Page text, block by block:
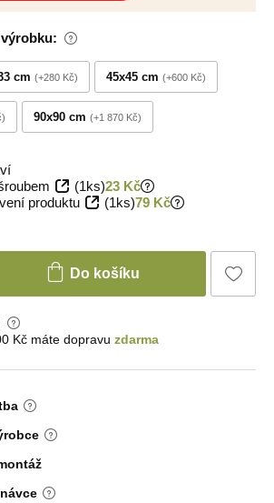
cm +280 Kč 45x45 cm +600 Kč
90x90 cm +1 870 Kč
(1ks)23 Kč
produktu
(1ks)79 Kč
Do košíku
Kč máte dopravu zdarma